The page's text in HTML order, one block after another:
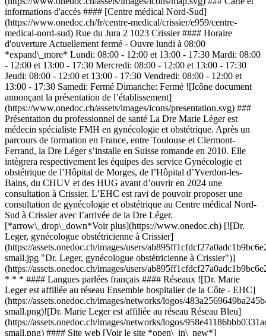
informations d'accès #### [Centre médical Nord-Sud]
(https://www.onedoc.ch/fr/centre-medical/crissier/e959/centre-
medical-nord-sud) Rue du Jura 2 1023 Crissier #### Horaire
d'ouverture Actuellement fermé - Ouvre lundi à 08:00
*expand\_more* Lundi: 08:00 - 12:00 et 13:00 - 17:30 Mardi: 08:00
- 12:00 et 13:00 - 17:30 Mercredi: 08:00 - 12:00 et 13:00 - 17:30
Jeudi: 08:00 - 12:00 et 13:00 - 17:30 Vendredi: 08:00 - 12:00 et
13:00 - 17:30 Samedi: Fermé Dimanche: Fermé ![Icône document
annonçant la présentation de l’établissement]
(https://www.onedoc.ch/assets/images/icons/presentation.svg) ###
Présentation du professionnel de santé La Dre Marie Léger est
médecin spécialiste FMH en gynécologie et obstétrique. Après un
parcours de formation en France, entre Toulouse et Clermont-
Ferrand, la Dre Léger s’installe en Suisse romande en 2010. Elle
intègrera respectivement les équipes des service Gynécologie et
obstétrique de l’Hôpital de Morges, de l’Hôpital d’Yverdon-les-
Bains, du CHUV et des HUG avant d’ouvrir en 2024 une
consultation à Crissier. L’EHC est ravi de pouvoir proposer une
consultation de gynécologie et obstétrique au Centre médical Nord-
Sud à Crissier avec l’arrivée de la Dre Léger.
[*arrow\_drop\_down*Voir plus](https://www.onedoc.ch) [![Dr.
Leger, gynécologue obstétricienne à Crissier]
(https://assets.onedoc.ch/images/users/
small.jpg "Dr. Leger, gynécologue obstétricienne à Crissier")]
(https://assets.onedoc.ch/images/users/
* * * #### Langues parlées français #### Réseaux ![Dr. Marie
Leger est affiliée au réseau Ensemble hospitalier de la Côte - EHC]
(https://assets.onedoc.ch/images/networks/logos/
small.png)![Dr. Marie Leger est affiliée au réseau Réseau Bleu]
(https://assets.onedoc.ch/images/networks/logos/
small.png) #### Site web [Voir le site *open\_in\_new*]